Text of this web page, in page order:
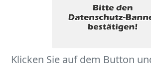
Klicken Sie auf dem Button